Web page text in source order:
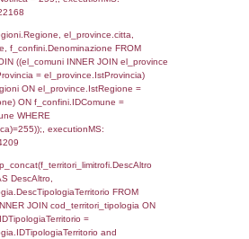
JOIN el_province ON
LEFT JOIN
=
JOIN el_comuni AS el_comuni_1 ON
=
JOIN el_province AS el_province_1
=
ON
where
0.00053286552429199